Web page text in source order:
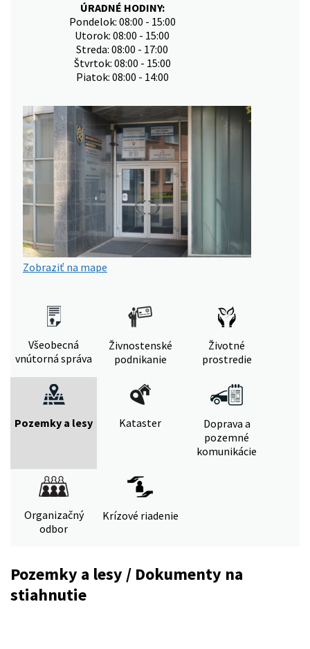
ÚRADNÉ HODINY:
Pondelok: 08:00 - 15:00
Utorok: 08:00 - 15:00
Streda: 08:00 - 17:00
Štvrtok: 08:00 - 15:00
Piatok: 08:00 - 14:00
Zobraziť na mape
Všeobecná
vnútorná správa
Živnostenské
podnikanie
Životné
prostredie
Pozemky a lesy Kataster
Doprava a
pozemné
komunikácie
Organizačný
odbor
Krízové riadenie
Pozemky a lesy / Dokumenty na
stiahnutie